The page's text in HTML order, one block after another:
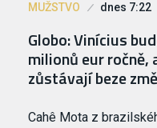
MUŽSTVO dnes 7:22
Globo: Vinícius
milionů eur ročně,
zůstávají beze
Cahê Mota z